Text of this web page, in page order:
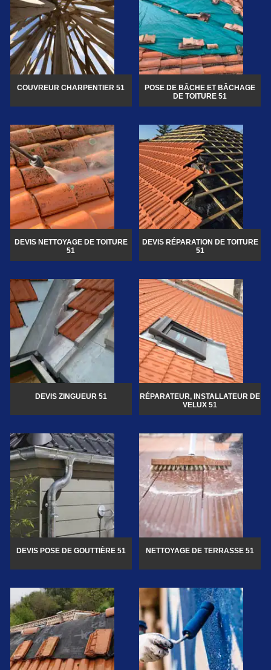
COUVREUR CHARPENTIER 51
POSE DE BÂCHE ET BÂCHAGE
DE TOITURE 51
DEVIS NETTOYAGE DE TOITURE
51
DEVIS RÉPARATION DE TOITURE
51
DEVIS ZINGUEUR 51
RÉPARATEUR, INSTALLATEUR DE
VELUX 51
DEVIS POSE DE GOUTTIÈRE 51 NETTOYAGE DE TERRASSE 51